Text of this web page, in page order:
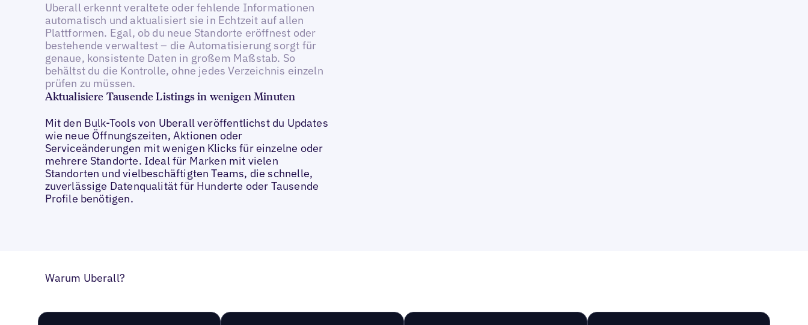
Uberall erkennt veraltete oder fehlende Informationen
automatisch und aktualisiert sie in Echtzeit auf allen
Plattformen. Egal, ob du neue Standorte eröffnest oder
bestehende verwaltest – die Automatisierung sorgt für
genaue, konsistente Daten in großem Maßstab. So
behältst du die Kontrolle, ohne jedes Verzeichnis einzeln
prüfen zu müssen.
Aktualisiere Tausende Listings in wenigen Minuten
Mit den Bulk-Tools von Uberall veröffentlichst du Updates
wie neue Öffnungszeiten, Aktionen oder
Serviceänderungen mit wenigen Klicks für einzelne oder
mehrere Standorte. Ideal für Marken mit vielen
Standorten und vielbeschäftigten Teams, die schnelle,
zuverlässige Datenqualität für Hunderte oder Tausende
Profile benötigen.
Warum Uberall?